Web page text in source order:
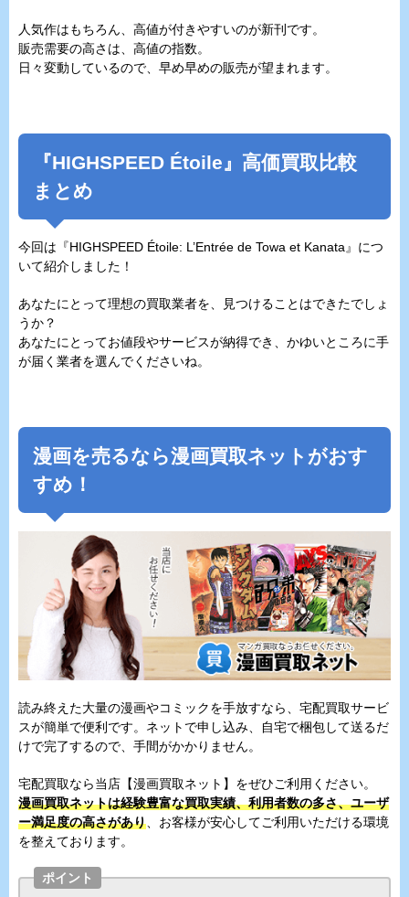
人気作はもちろん、高値が付きやすいのが新刊です。
販売需要の高さは、高値の指数。
日々変動しているので、早め早めの販売が望まれます。
『HIGHSPEED Étoile』高価買取比較
まとめ
今回は『HIGHSPEED Étoile: L’Entrée de Towa et Kanata』につ
いて紹介しました！
あなたにとって理想の買取業者を、見つけることはできたでしょ
うか？
あなたにとってお値段やサービスが納得でき、かゆいところに手
が届く業者を選んでくださいね。
漫画を売るなら漫画買取ネットがおす
すめ！
読み終えた大量の漫画やコミックを手放すなら、宅配買取サービ
スが簡単で便利です。ネットで申し込み、自宅で梱包して送るだ
けで完了するので、手間がかかりません。
宅配買取なら当店【漫画買取ネット】をぜひご利用ください。
漫画買取ネットは経験豊富な買取実績、利用者数の多さ、ユーザ
ー満足度の高さがあり、お客様が安心してご利用いただける環境
を整えております。
ポイント